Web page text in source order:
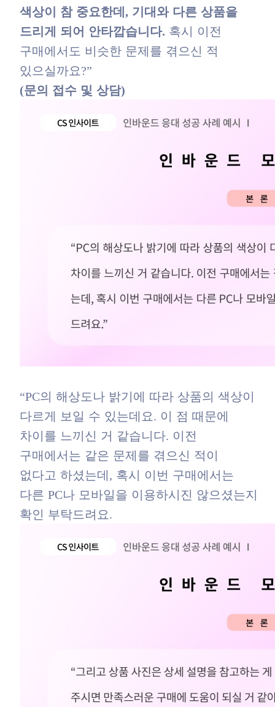
색상이 참 중요한데, 기대와 다른 상품을
드리게 되어 안타깝습니다. 혹시 이전
구매에서도 비슷한 문제를 겪으신 적
있으실까요?”
(문의 접수 및 상담)
“PC의 해상도나 밝기에 따라 상품의 색상이
다르게 보일 수 있는데요. 이 점 때문에
차이를 느끼신 거 같습니다. 이전
구매에서는 같은 문제를 겪으신 적이
없다고 하셨는데, 혹시 이번 구매에서는
다른 PC나 모바일을 이용하시진 않으셨는지
확인 부탁드려요.